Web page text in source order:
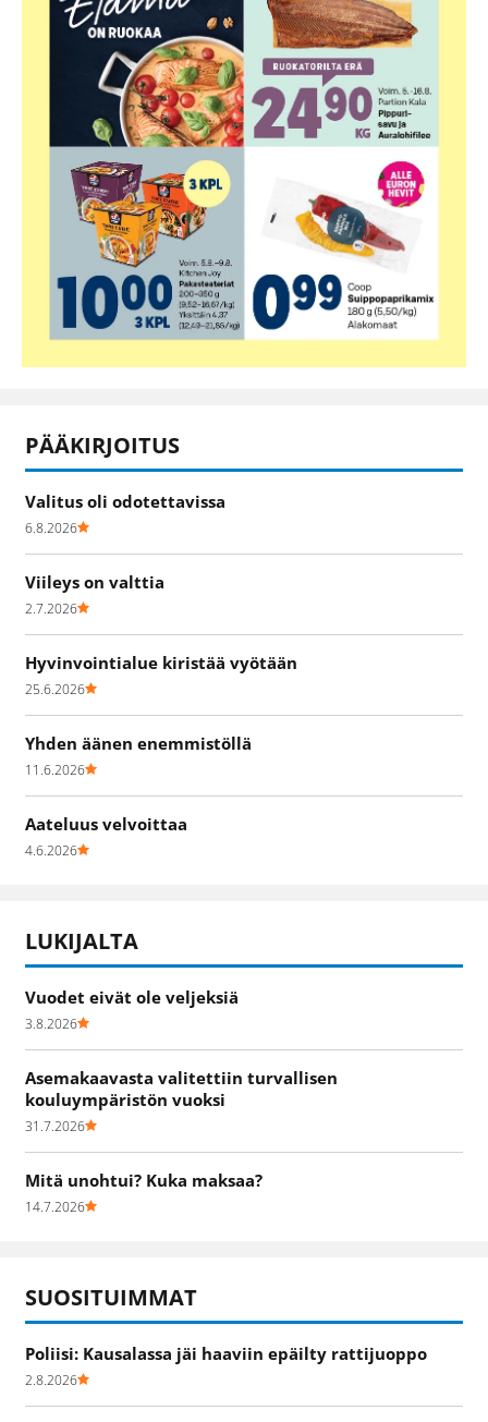
PÄÄKIRJOITUS
Valitus oli odotettavissa
6.8.2026
Viileys on valttia
2.7.2026
Hyvinvointialue kiristää vyötään
25.6.2026
Yhden äänen enemmistöllä
11.6.2026
Aateluus velvoittaa
4.6.2026
LUKIJALTA
Vuodet eivät ole veljeksiä
3.8.2026
Asemakaavasta valitettiin turvallisen
kouluympäristön vuoksi
31.7.2026
Mitä unohtui? Kuka maksaa?
14.7.2026
SUOSITUIMMAT
Poliisi: Kausalassa jäi haaviin epäilty rattijuoppo
2.8.2026